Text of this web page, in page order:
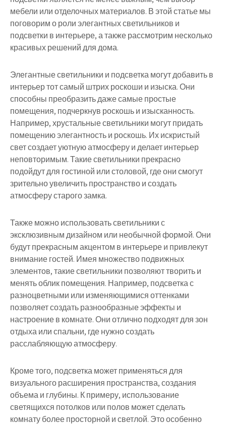
мебели или отделочных материалов. В этой статье мы
поговорим о роли элегантных светильников и
подсветки в интерьере, а также рассмотрим несколько
красивых решений для дома.
Элегантные светильники и подсветка могут добавить в
интерьер тот самый штрих роскоши и изыска. Они
способны преобразить даже самые простые
помещения, подчеркнув роскошь и изысканность.
Например, хрустальные светильники могут придать
помещению элегантность и роскошь. Их искристый
свет создает уютную атмосферу и делает интерьер
неповторимым. Такие светильники прекрасно
подойдут для гостиной или столовой, где они смогут
зрительно увеличить пространство и создать
атмосферу старого замка.
Также можно использовать светильники с
эксклюзивным дизайном или необычной формой. Они
будут прекрасным акцентом в интерьере и привлекут
внимание гостей. Имея множество подвижных
элементов, такие светильники позволяют творить и
менять облик помещения. Например, подсветка с
разноцветными или изменяющимися оттенками
позволяет создать разнообразные эффекты и
настроение в комнате. Они отлично подходят для зон
отдыха или спальни, где нужно создать
расслабляющую атмосферу.
Кроме того, подсветка может применяться для
визуального расширения пространства, создания
объема и глубины. К примеру, использование
светящихся потолков или полов может сделать
комнату более просторной и светлой. Это особенно